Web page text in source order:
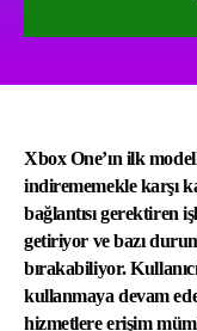
Xbox One’ın ilk
indirememekle karşı
bağlantısı gerektiren
getiriyor ve bazı
bırakabiliyor.
kullanmaya devam
hizmetlere erişim